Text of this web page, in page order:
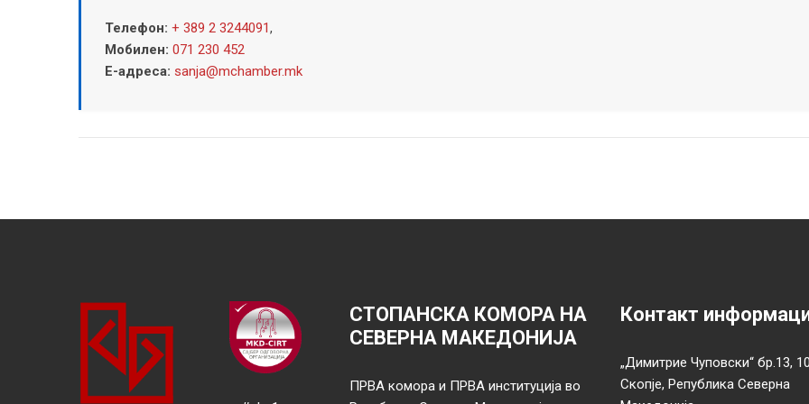
Телефон: + 389 2 3244091,
Мобилен: 071 230 452
Е-адреса: sanja@mchamber.mk
СТОПАНСКА КОМОРА НА
СЕВЕРНА МАКЕДОНИЈА
ПРВА комора и ПРВА институција во
Контакт
„Димитрие Чуповски“ бр.13,
Скопје, Република Северна